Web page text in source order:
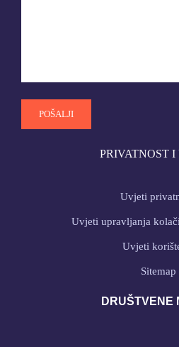
PRIVATNOST I
Uvjeti
Uvjeti upravljanja
Uvjeti
Sitemap
DRUŠTVENE